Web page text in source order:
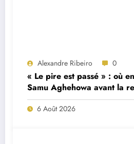
Alexandre Ribeiro 0
« Le pire est passé » : où
Samu Aghehowa avant la
Porto ?
6 Août 2026